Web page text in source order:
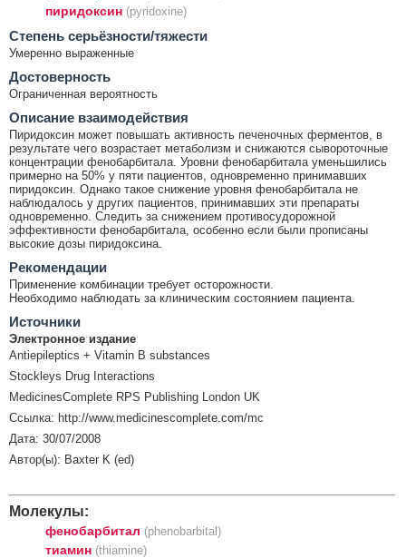
пиридоксин (pyridoxine)
Cтепень серьёзности/тяжести
Умеренно выраженные
Достоверность
Ограниченная вероятность
Описание взаимодействия
Пиридоксин может повышать активность печеночных ферментов, в
результате чего возрастает метаболизм и снижаются сывороточные
концентрации фенобарбитала. Уровни фенобарбитала уменьшились
примерно на 50% у пяти пациентов, одновременно принимавших
пиридоксин. Однако такое снижение уровня фенобарбитала не
наблюдалось у других пациентов, принимавших эти препараты
одновременно. Следить за снижением противосудорожной
эффективности фенобарбитала, особенно если были прописаны
высокие дозы пиридоксина.
Рекомендации
Применение комбинации требует осторожности.
Необходимо наблюдать за клиническим состоянием пациента.
Источники
Электронное издание
Antiepileptics + Vitamin B substances
Stockleys Drug Interactions
MedicinesComplete RPS Publishing London UK
Ссылка: http://www.medicinescomplete.com/mc
Дата: 30/07/2008
Автор(ы): Baxter K (ed)
Молекулы:
фенобарбитал (phenobarbital)
тиамин (thiamine)